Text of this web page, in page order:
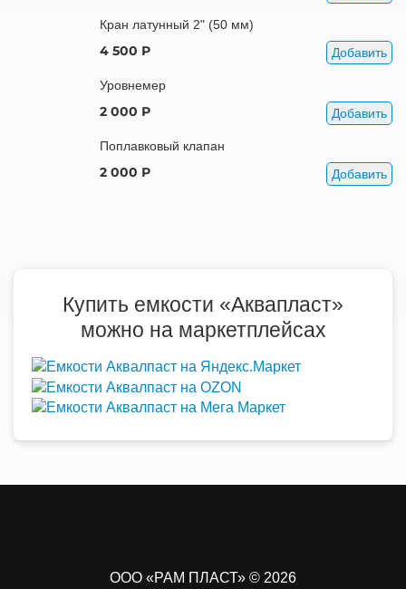
Кран латунный 2" (50 мм)
4 500 Р Добавить
Уровнемер
2 000 Р Добавить
Поплавковый клапан
2 000 Р Добавить
Купить емкости «Аквапласт»
можно на маркетплейсах
ООО «РАМ ПЛАСТ» © 2026